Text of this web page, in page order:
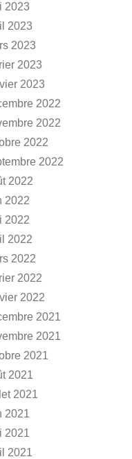
2023
2023
2023
2023
2023
2022
2022
2022
2022
2022
2022
2022
2022
2022
2022
2022
2021
2021
2021
2021
2021
2021
2021
2021